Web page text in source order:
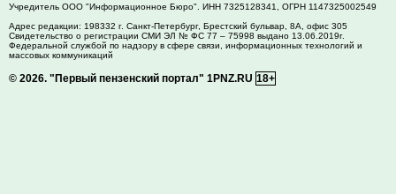
Учредитель ООО "Информационное Бюро". ИНН 7325128341, ОГРН 1147325002549
Адрес редакции: 198332 г. Санкт-Петербург, Брестский бульвар, 8А, офис 305
Свидетельство о регистрации СМИ ЭЛ № ФС 77 – 75998 выдано 13.06.2019г.
Федеральной службой по надзору в сфере связи, информационных технологий и
массовых коммуникаций
© 2026. "Первый пензенский портал" 1PNZ.RU 18+